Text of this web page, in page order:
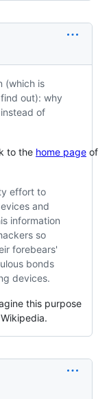
(which is
out): why
of
to the home page of
effort to
and
information
so
forebears'
bonds
devices.
this purpose